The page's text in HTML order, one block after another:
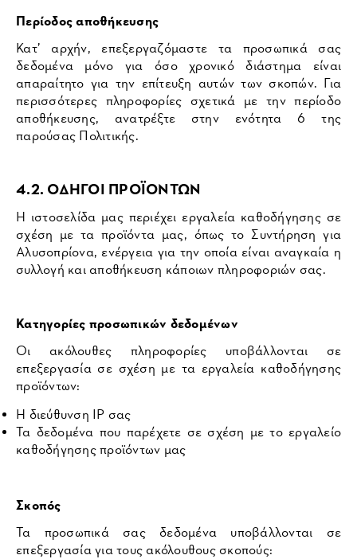
Περίοδος αποθήκευσης
Κατ’ αρχήν, επεξεργαζόμαστε τα προσωπικά σας
δεδομένα μόνο για όσο χρονικό διάστημα είναι
απαραίτητο για την επίτευξη αυτών των σκοπών. Για
περισσότερες πληροφορίες σχετικά με την περίοδο
αποθήκευσης, ανατρέξτε στην ενότητα 6 της
παρούσας Πολιτικής.
4.2. ΟΔΗΓΟΙ ΠΡΟΪΟΝΤΩΝ
Η ιστοσελίδα μας περιέχει εργαλεία καθοδήγησης σε
σχέση με τα προϊόντα μας, όπως το Συντήρηση για
Αλυσοπρίονα, ενέργεια για την οποία είναι αναγκαία η
συλλογή και αποθήκευση κάποιων πληροφοριών σας.
Κατηγορίες προσωπικών δεδομένων
Οι ακόλουθες πληροφορίες υποβάλλονται σε
επεξεργασία σε σχέση με τα εργαλεία καθοδήγησης
προϊόντων:
Η διεύθυνση IP σας
Τα δεδομένα που παρέχετε σε σχέση με το εργαλείο
καθοδήγησης προϊόντων μας
Σκοπός
Τα προσωπικά σας δεδομένα υποβάλλονται σε
επεξεργασία για τους ακόλουθους σκοπούς: